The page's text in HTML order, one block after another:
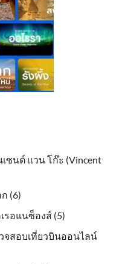
ซนต์ แวน โก๊ะ (Vincent
(6)
รอแนซ็องส์ (5)
จสอบเที่ยวบินออนไลน์